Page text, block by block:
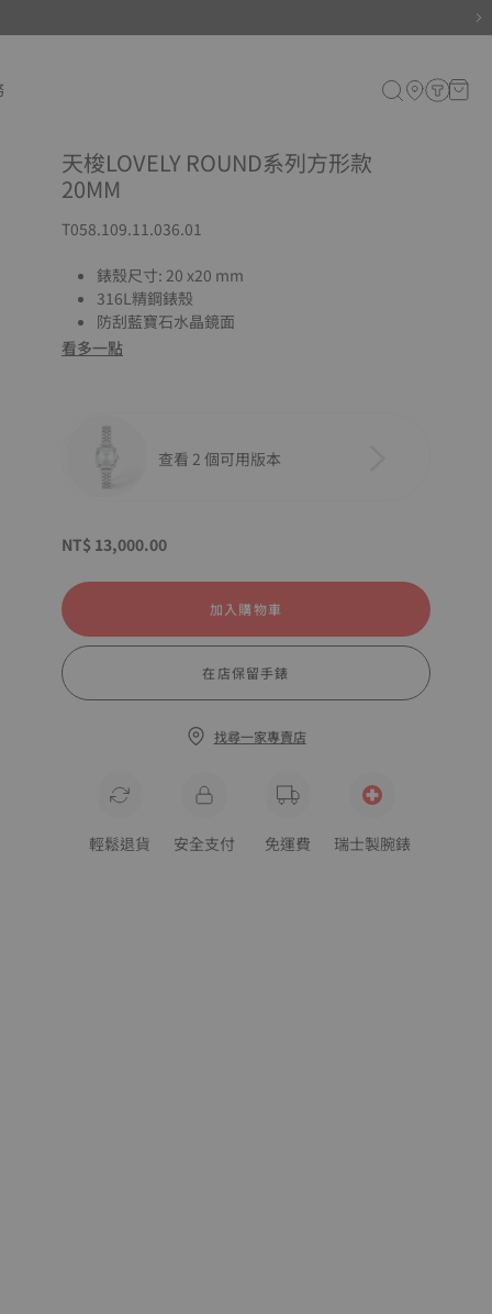
天梭LOVELY ROUND系列方形款
20MM
T058.109.11.036.01
錶殼尺寸: 20 x20 mm
316L精鋼錶殼
防刮藍寶石水晶鏡面
看多一點
查看 2 個可用版本
NT$ 13,000.00
加入購物車
在店保留手錶
找尋一家專賣店
輕鬆退貨 安全支付 免運費 瑞士製腕錶